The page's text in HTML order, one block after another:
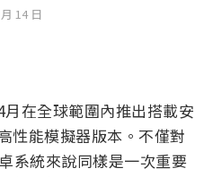
14 日
在全球範圍內推出搭載安
性能模擬器版本。不僅對
系統來說同樣是一次重要